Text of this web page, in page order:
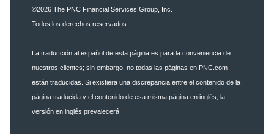
©2026 The PNC Financial Services Group, Inc.
Todos los derechos reservados.
La traducción al español de esta página es para la conveniencia de
nuestros clientes; sin embargo, no todas las páginas en PNC.com
están traducidas. Si existiera una discrepancia entre el contenido de la
página traducida y el contenido de esa misma página en inglés, la
versión en inglés prevalecerá.